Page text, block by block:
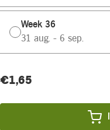
Week 36
31 aug. - 6 sep.
Huidige
Product
€1,65